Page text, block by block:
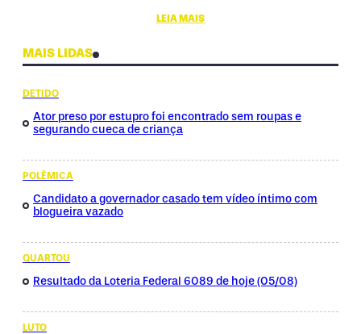
LEIA MAIS
MAIS LIDAS
DETIDO
Ator preso por estupro foi encontrado sem roupas e
segurando cueca de criança
POLÊMICA
Candidato a governador casado tem vídeo íntimo com
blogueira vazado
QUARTOU
Resultado da Loteria Federal 6089 de hoje (05/08)
LUTO